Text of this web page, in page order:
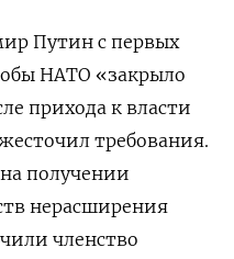
Путин с первых
НАТО «закрыло
прихода к власти
требования.
на получении
нерасширения
членство